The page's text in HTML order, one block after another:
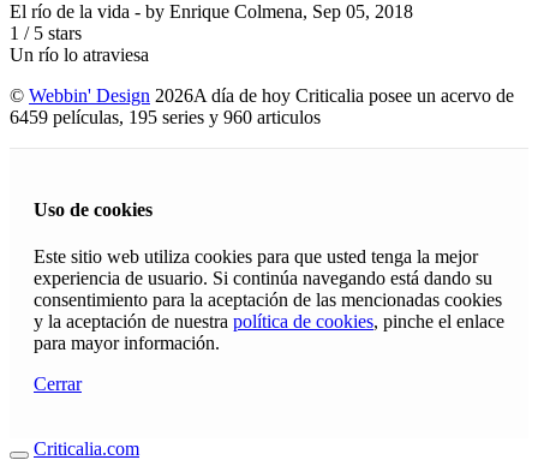
El río de la vida - by Enrique Colmena, Sep 05, 2018
1 / 5 stars
Un río lo atraviesa
© Webbin' Design 2026A día de hoy Criticalia posee un acervo de
6459 películas, 195 series y 960 articulos
Uso de cookies
Este sitio web utiliza cookies para que usted tenga la mejor
experiencia de usuario. Si continúa navegando está dando su
consentimiento para la aceptación de las mencionadas cookies
y la aceptación de nuestra política de cookies, pinche el enlace
para mayor información.
Cerrar
Criticalia.com